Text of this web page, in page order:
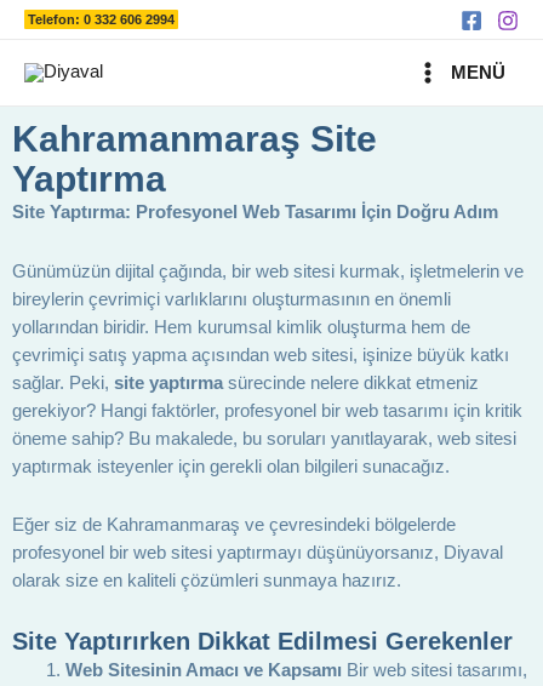
İçeriğeTelefon: 0 332 606 2994
MAIN
MENÜ
Kahramanmaraş Site
Yaptırma
Site Yaptırma: Profesyonel Web Tasarımı İçin Doğru Adım
Günümüzün dijital çağında, bir web sitesi kurmak, işletmelerin ve
bireylerin çevrimiçi varlıklarını oluşturmasının en önemli
yollarından biridir. Hem kurumsal kimlik oluşturma hem de
çevrimiçi satış yapma açısından web sitesi, işinize büyük katkı
sağlar. Peki, site yaptırma sürecinde nelere dikkat etmeniz
gerekiyor? Hangi faktörler, profesyonel bir web tasarımı için kritik
öneme sahip? Bu makalede, bu soruları yanıtlayarak, web sitesi
yaptırmak isteyenler için gerekli olan bilgileri sunacağız.
Eğer siz de Kahramanmaraş ve çevresindeki bölgelerde
profesyonel bir web sitesi yaptırmayı düşünüyorsanız, Diyaval
olarak size en kaliteli çözümleri sunmaya hazırız.
Site Yaptırırken Dikkat Edilmesi Gerekenler
Web Sitesinin Amacı ve Kapsamı Bir web sitesi tasarımı,
Ara